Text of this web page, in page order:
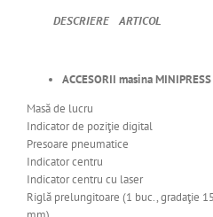
DESCRIERE
ACCESORII masina
Masă de lucru
Indicator de poziţie digital
Presoare pneumatice
Indicator centru
Indicator centru cu laser
Riglă prelungitoare (1 buc., gradaţie